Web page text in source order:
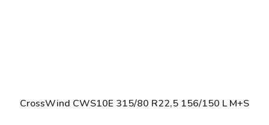
CrossWind CWS10E 315/80 R22,5 156/150 L M+S